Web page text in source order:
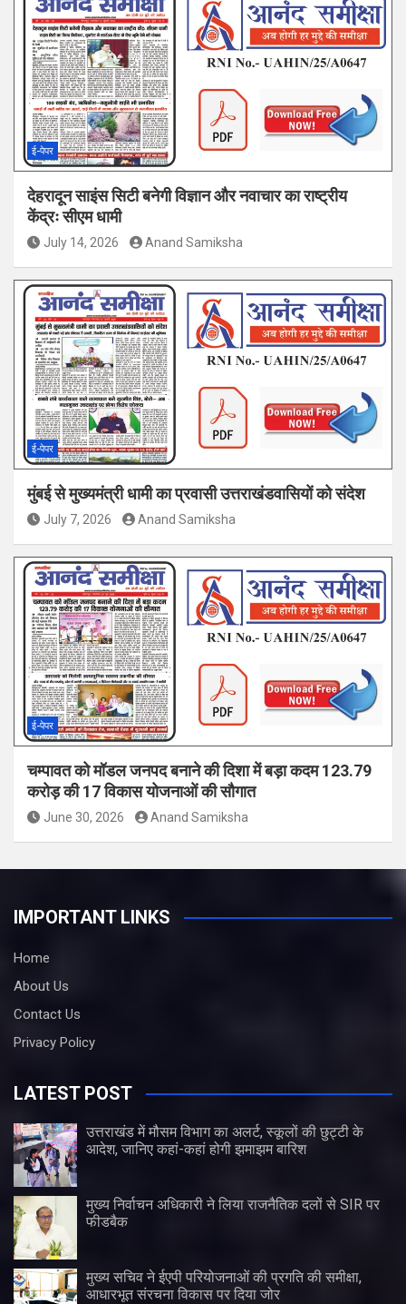
ई-पेपर
देहरादून साइंस सिटी बनेगी विज्ञान और नवाचार का राष्ट्रीय
केंद्रः सीएम धामी
July 14, 2026 Anand Samiksha
ई-पेपर
मुंबई से मुख्यमंत्री धामी का प्रवासी उत्तराखंडवासियों को संदेश
July 7, 2026 Anand Samiksha
ई-पेपर
चम्पावत को मॉडल जनपद बनाने की दिशा में बड़ा कदम 123.79
करोड़ की 17 विकास योजनाओं की सौगात
June 30, 2026 Anand Samiksha
IMPORTANT LINKS
Home
About Us
Contact Us
Privacy Policy
LATEST POST
उत्तराखंड में मौसम विभाग का अलर्ट, स्कूलों की छुट्टी के
आदेश, जानिए कहां-कहां होगी झमाझम बारिश
मुख्य निर्वाचन अधिकारी ने लिया राजनैतिक दलों से SIR पर
फीडबैक
मुख्य सचिव ने ईएपी परियोजनाओं की प्रगति की समीक्षा,
आधारभूत संरचना विकास पर दिया जोर